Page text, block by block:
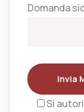
Domanda
Invia
Si